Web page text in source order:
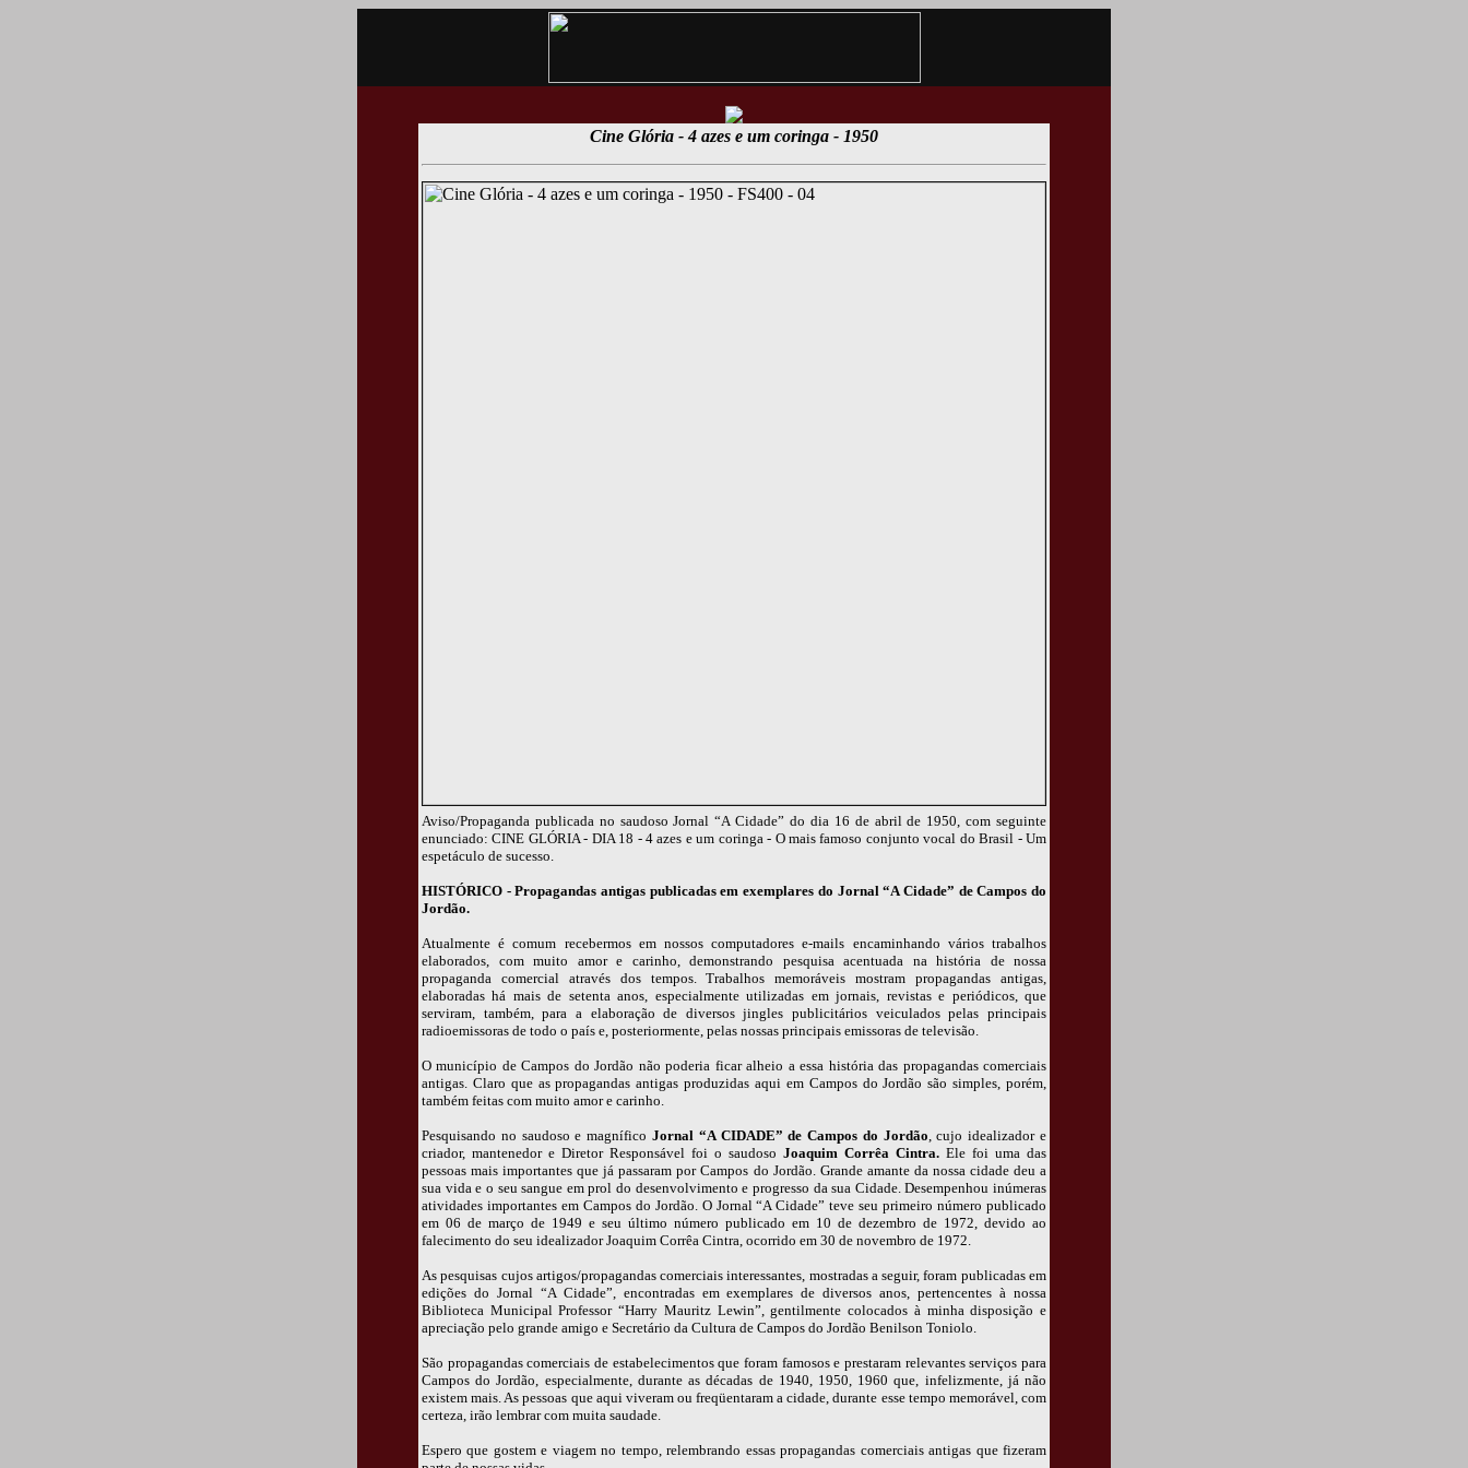
Cine Glória - 4 azes e um coringa - 1950
Aviso/Propaganda publicada no saudoso Jornal “A Cidade” do dia 16 de abril de 1950, com seguinte
enunciado: CINE GLÓRIA - DIA 18 - 4 azes e um coringa - O mais famoso conjunto vocal do Brasil - Um
espetáculo de sucesso.
HISTÓRICO - Propagandas antigas publicadas em exemplares do Jornal “A Cidade” de Campos do
Jordão.
Atualmente é comum recebermos em nossos computadores e-mails encaminhando vários trabalhos
elaborados, com muito amor e carinho, demonstrando pesquisa acentuada na história de nossa
propaganda comercial através dos tempos. Trabalhos memoráveis mostram propagandas antigas,
elaboradas há mais de setenta anos, especialmente utilizadas em jornais, revistas e periódicos, que
serviram, também, para a elaboração de diversos jingles publicitários veiculados pelas principais
radioemissoras de todo o país e, posteriormente, pelas nossas principais emissoras de televisão.
O município de Campos do Jordão não poderia ficar alheio a essa história das propagandas comerciais
antigas. Claro que as propagandas antigas produzidas aqui em Campos do Jordão são simples, porém,
também feitas com muito amor e carinho.
Pesquisando no saudoso e magnífico Jornal “A CIDADE” de Campos do Jordão, cujo idealizador e
criador, mantenedor e Diretor Responsável foi o saudoso Joaquim Corrêa Cintra. Ele foi uma das
pessoas mais importantes que já passaram por Campos do Jordão. Grande amante da nossa cidade deu a
sua vida e o seu sangue em prol do desenvolvimento e progresso da sua Cidade. Desempenhou inúmeras
atividades importantes em Campos do Jordão. O Jornal “A Cidade” teve seu primeiro número publicado
em 06 de março de 1949 e seu último número publicado em 10 de dezembro de 1972, devido ao
falecimento do seu idealizador Joaquim Corrêa Cintra, ocorrido em 30 de novembro de 1972.
As pesquisas cujos artigos/propagandas comerciais interessantes, mostradas a seguir, foram publicadas em
edições do Jornal “A Cidade”, encontradas em exemplares de diversos anos, pertencentes à nossa
Biblioteca Municipal Professor “Harry Mauritz Lewin”, gentilmente colocados à minha disposição e
apreciação pelo grande amigo e Secretário da Cultura de Campos do Jordão Benilson Toniolo.
São propagandas comerciais de estabelecimentos que foram famosos e prestaram relevantes serviços para
Campos do Jordão, especialmente, durante as décadas de 1940, 1950, 1960 que, infelizmente, já não
existem mais. As pessoas que aqui viveram ou freqüentaram a cidade, durante esse tempo memorável, com
certeza, irão lembrar com muita saudade.
Espero que gostem e viagem no tempo, relembrando essas propagandas comerciais antigas que fizeram